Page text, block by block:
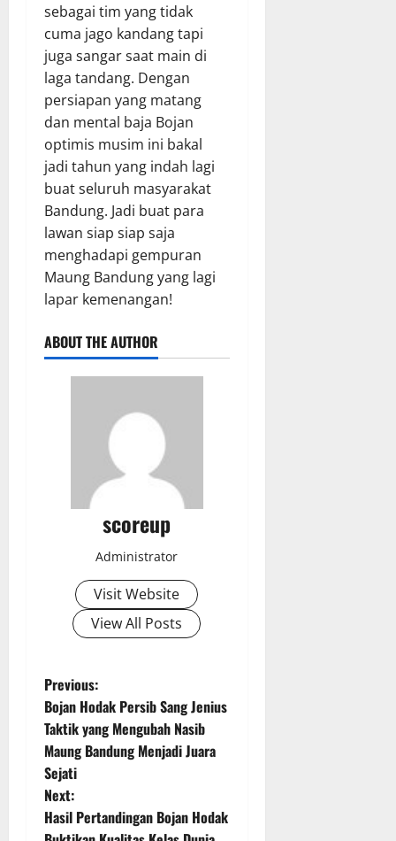
sebagai tim yang tidak
cuma jago kandang tapi
juga sangar saat main di
laga tandang. Dengan
persiapan yang matang
dan mental baja Bojan
optimis musim ini bakal
jadi tahun yang indah lagi
buat seluruh masyarakat
Bandung. Jadi buat para
lawan siap siap saja
menghadapi gempuran
Maung Bandung yang lagi
lapar kemenangan!
ABOUT THE AUTHOR
scoreup
Administrator
Visit Website
View All Posts
P
o
s
t
Previous:
Bojan Hodak Persib Sang Jenius
Taktik yang Mengubah Nasib
Maung Bandung Menjadi Juara
Sejati
Next:
Hasil Pertandingan Bojan Hodak